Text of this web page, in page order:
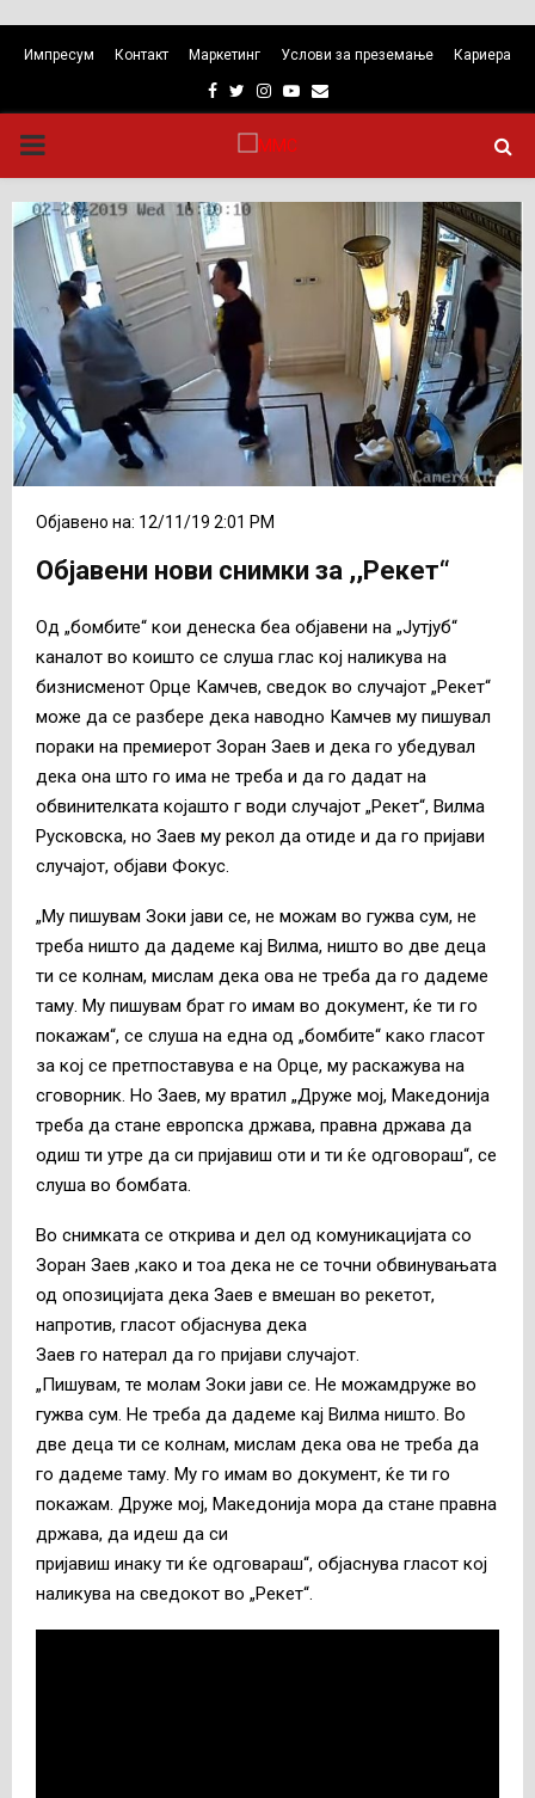
Импресум Контакт Маркетинг Услови за преземање Кариера
Facebook
TwitterInstagram
Youtube
Email
PRIMARY
MENU
Објавено на: 12/11/19 2:01 PM
Објавени нови снимки за ,,Рекет“
Од „бомбите“ кои денеска беа објавени на „Јутјуб“
каналот во коишто се слуша глас кој наликува на
бизнисменот Орце Камчев, сведок во случајот „Рекет“
може да се разбере дека наводно Камчев му пишувал
пораки на премиерот Зоран Заев и дека го убедувал
дека она што го има не треба и да го дадат на
обвинителката којашто г води случајот „Рекет“, Вилма
Русковска, но Заев му рекол да отиде и да го пријави
случајот, објави Фокус.
„Му пишувам Зоки јави се, не можам во гужва сум, не
треба ништо да дадеме кај Вилма, ништо во две деца
ти се колнам, мислам дека ова не треба да го дадеме
таму. Му пишувам брат го имам во документ, ќе ти го
покажам“, се слуша на една од „бомбите“ како гласот
за кој се претпоставува е на Орце, му раскажува на
сговорник. Но Заев, му вратил „Друже мој, Македонија
треба да стане европска држава, правна држава да
одиш ти утре да си пријавиш оти и ти ќе одговораш“, се
слуша во бомбата.
Во снимката се открива и дел од комуникацијата со
Зоран Заев ,како и тоа дека не се точни обвинувањата
од опозицијата дека Заев е вмешан во рекетот,
напротив, гласот објаснува дека
Заев го натерал да го пријави случајот.
„Пишувам, те молам Зоки јави се. Не можамдруже во
гужва сум. Не треба да дадеме кај Вилма ништо. Во
две деца ти се колнам, мислам дека ова не треба да
го дадеме таму. Му го имам во документ, ќе ти го
покажам. Друже мој, Македонија мора да стане правна
држава, да идеш да си
пријавиш инаку ти ќе одговараш“, објаснува гласот кој
наликува на сведокот во „Рекет“.